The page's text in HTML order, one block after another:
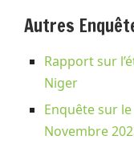
Autres
Rapport sur
Niger
Enquête sur
Novembre